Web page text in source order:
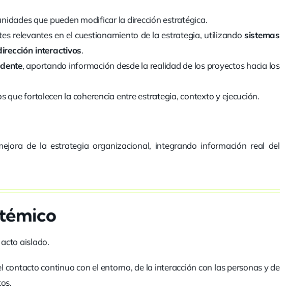
que pueden modificar la dirección estratégica.
relevantes en el cuestionamiento de la estrategia, utilizando sistemas
interactivos.
, aportando información desde la realidad de los proyectos hacia los
que fortalecen la coherencia entre estrategia, contexto y ejecución.
de la estrategia organizacional, integrando información real del
aislado.
contacto continuo con el entorno, de la interacción con las personas y de